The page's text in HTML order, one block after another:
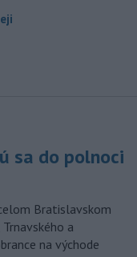
sa do polnoci
Bratislavskom
a
na východe